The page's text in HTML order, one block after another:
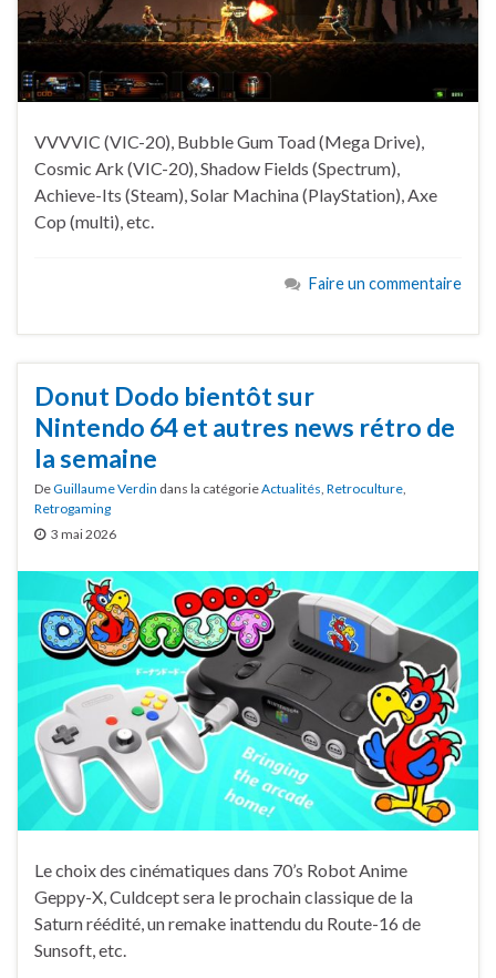
VVVVIC (VIC-20), Bubble Gum Toad (Mega Drive),
Cosmic Ark (VIC-20), Shadow Fields (Spectrum),
Achieve-Its (Steam), Solar Machina (PlayStation), Axe
Cop (multi), etc.
Faire un commentaire
Donut Dodo bientôt sur
Nintendo 64 et autres news rétro de
la semaine
DeGuillaume Verdin dans la catégorieActualités Retroculture
Retrogaming
3 mai 2026
Le choix des cinématiques dans 70’s Robot Anime
Geppy-X, Culdcept sera le prochain classique de la
Saturn réédité, un remake inattendu du Route-16 de
Sunsoft, etc.